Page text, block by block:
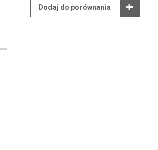
Dodaj do porównania